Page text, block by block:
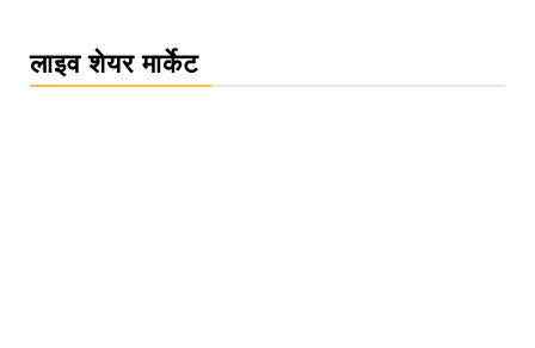
लाइव शेयर मार्केट